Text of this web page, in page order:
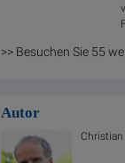
>> Besuchen Sie 55
Autor
Christian